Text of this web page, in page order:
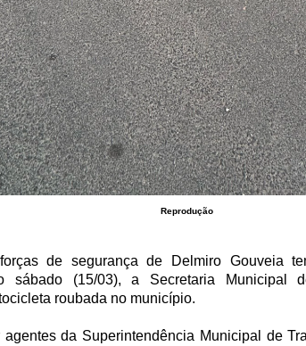
Reprodução
de segurança de Delmiro Gouveia
sábado (15/03), a Secretaria Municipal
roubada no município.
da Superintendência Municipal de